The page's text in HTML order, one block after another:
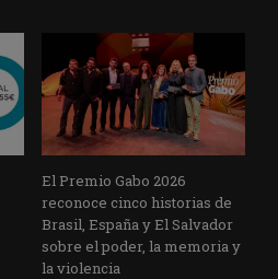
El Premio Gabo 2026
reconoce cinco historias de
Brasil, España y El Salvador
sobre el poder, la memoria y
la violencia